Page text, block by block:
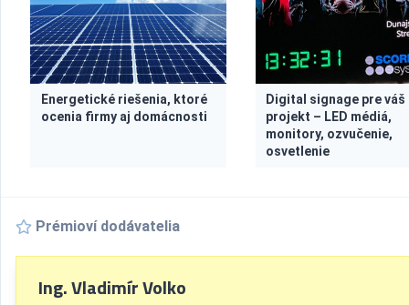
Energetické riešenia, ktoré
ocenia firmy aj domácnosti
Digital signage pre váš
projekt – LED médiá,
monitory, ozvučenie,
osvetlenie
Prémioví dodávatelia
Ing. Vladimír Volko